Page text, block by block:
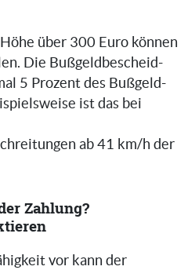
über 300 Euro können
Die Bußgeldbescheid-
5 Prozent des Bußgeld-
ist das bei
ab 41 km/h der
Zahlung?
vor kann der